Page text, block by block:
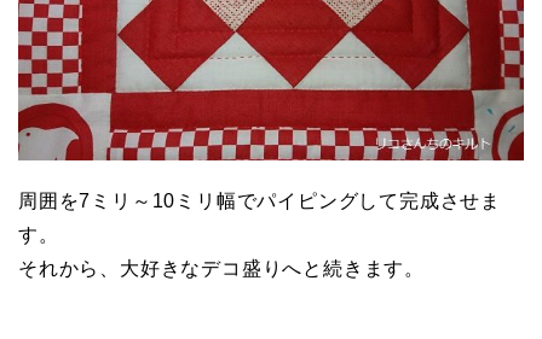
周囲を7ミリ～10ミリ幅でパイピングして完成させま
す。
それから、大好きなデコ盛りへと続きます。